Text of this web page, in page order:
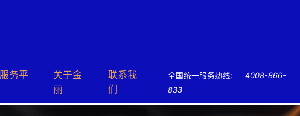
务平
关于⾦
丽
联系我
们
全国统一服务热线:
4008-866-
833